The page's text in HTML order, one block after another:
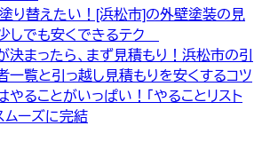
り替えたい！[浜松市]の外壁塗装の見
しでも安くできるテク
決まったら、まず見積もり！浜松市の引
一覧と引っ越し見積もりを安くするコツ
やることがいっぱい！「やることリスト
ムーズに完結